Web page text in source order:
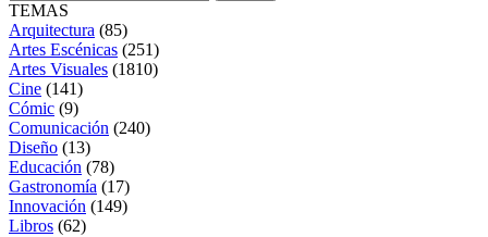
TEMAS
Arquitectura (85)
Artes Escénicas (251)
Artes Visuales (1810)
Cine (141)
Cómic (9)
Comunicación (240)
Diseño (13)
Educación (78)
Gastronomía (17)
Innovación (149)
Libros (62)